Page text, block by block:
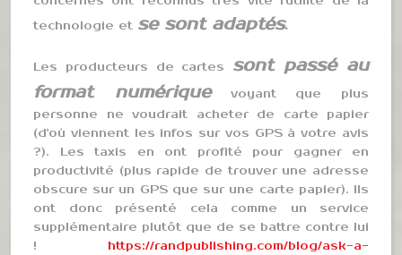
technologie et se sont adaptés.
Les producteurs de cartes sont passé au
format numériquevoyant que plus
personne ne voudrait acheter de carte papier
(d'où viennent les infos sur vos GPS à votre avis
?). Les taxis en ont profité pour gagner en
productivité (plus rapide de trouver une adresse
obscure sur un GPS que sur une carte papier). Ils
ont donc présenté cela comme un service
supplémentaire plutôt que de se battre contre lui
! https://randpublishing.com/blog/ask-a-